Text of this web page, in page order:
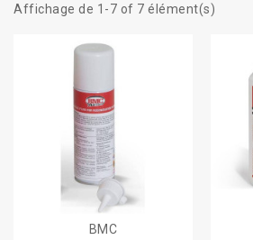
Affichage de 1-7 of 7 élément(s)
BMC